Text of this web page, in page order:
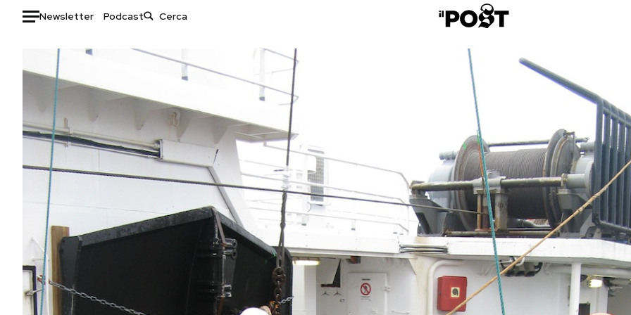
Newsletter Podcast
HOME
Italia
Mondo
Tecnologia
Cultura
Moda
Libri
Consumismi
Storie/Idee
Ok Boomer!
Media
Altrecose
Mondiali calcio 2026